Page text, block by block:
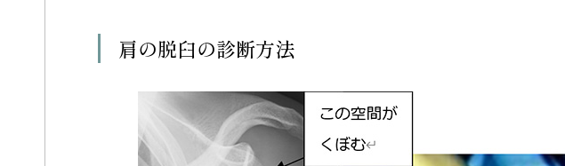
肩の脱臼の診断方法